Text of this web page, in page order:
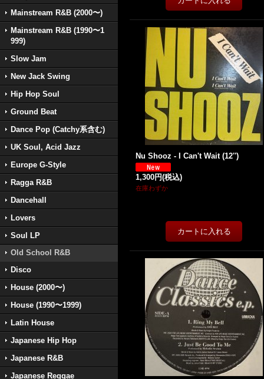
Mainstream R&B (2000〜)
Mainstream R&B (1990〜1
999)
Slow Jam
New Jack Swing
Hip Hop Soul
Ground Beat
Dance Pop (Catchy系含む)
UK Soul, Acid Jazz
Europe G-Style
Ragga R&B
Dancehall
Lovers
Soul LP
Old School R&B
Disco
House (2000〜)
House (1990〜1999)
Latin House
Japanese Hip Hop
Japanese R&B
Japanese Reggae
Nu Shooz - I Can't Wait (12'')
1,300円(税込)
在庫わずか